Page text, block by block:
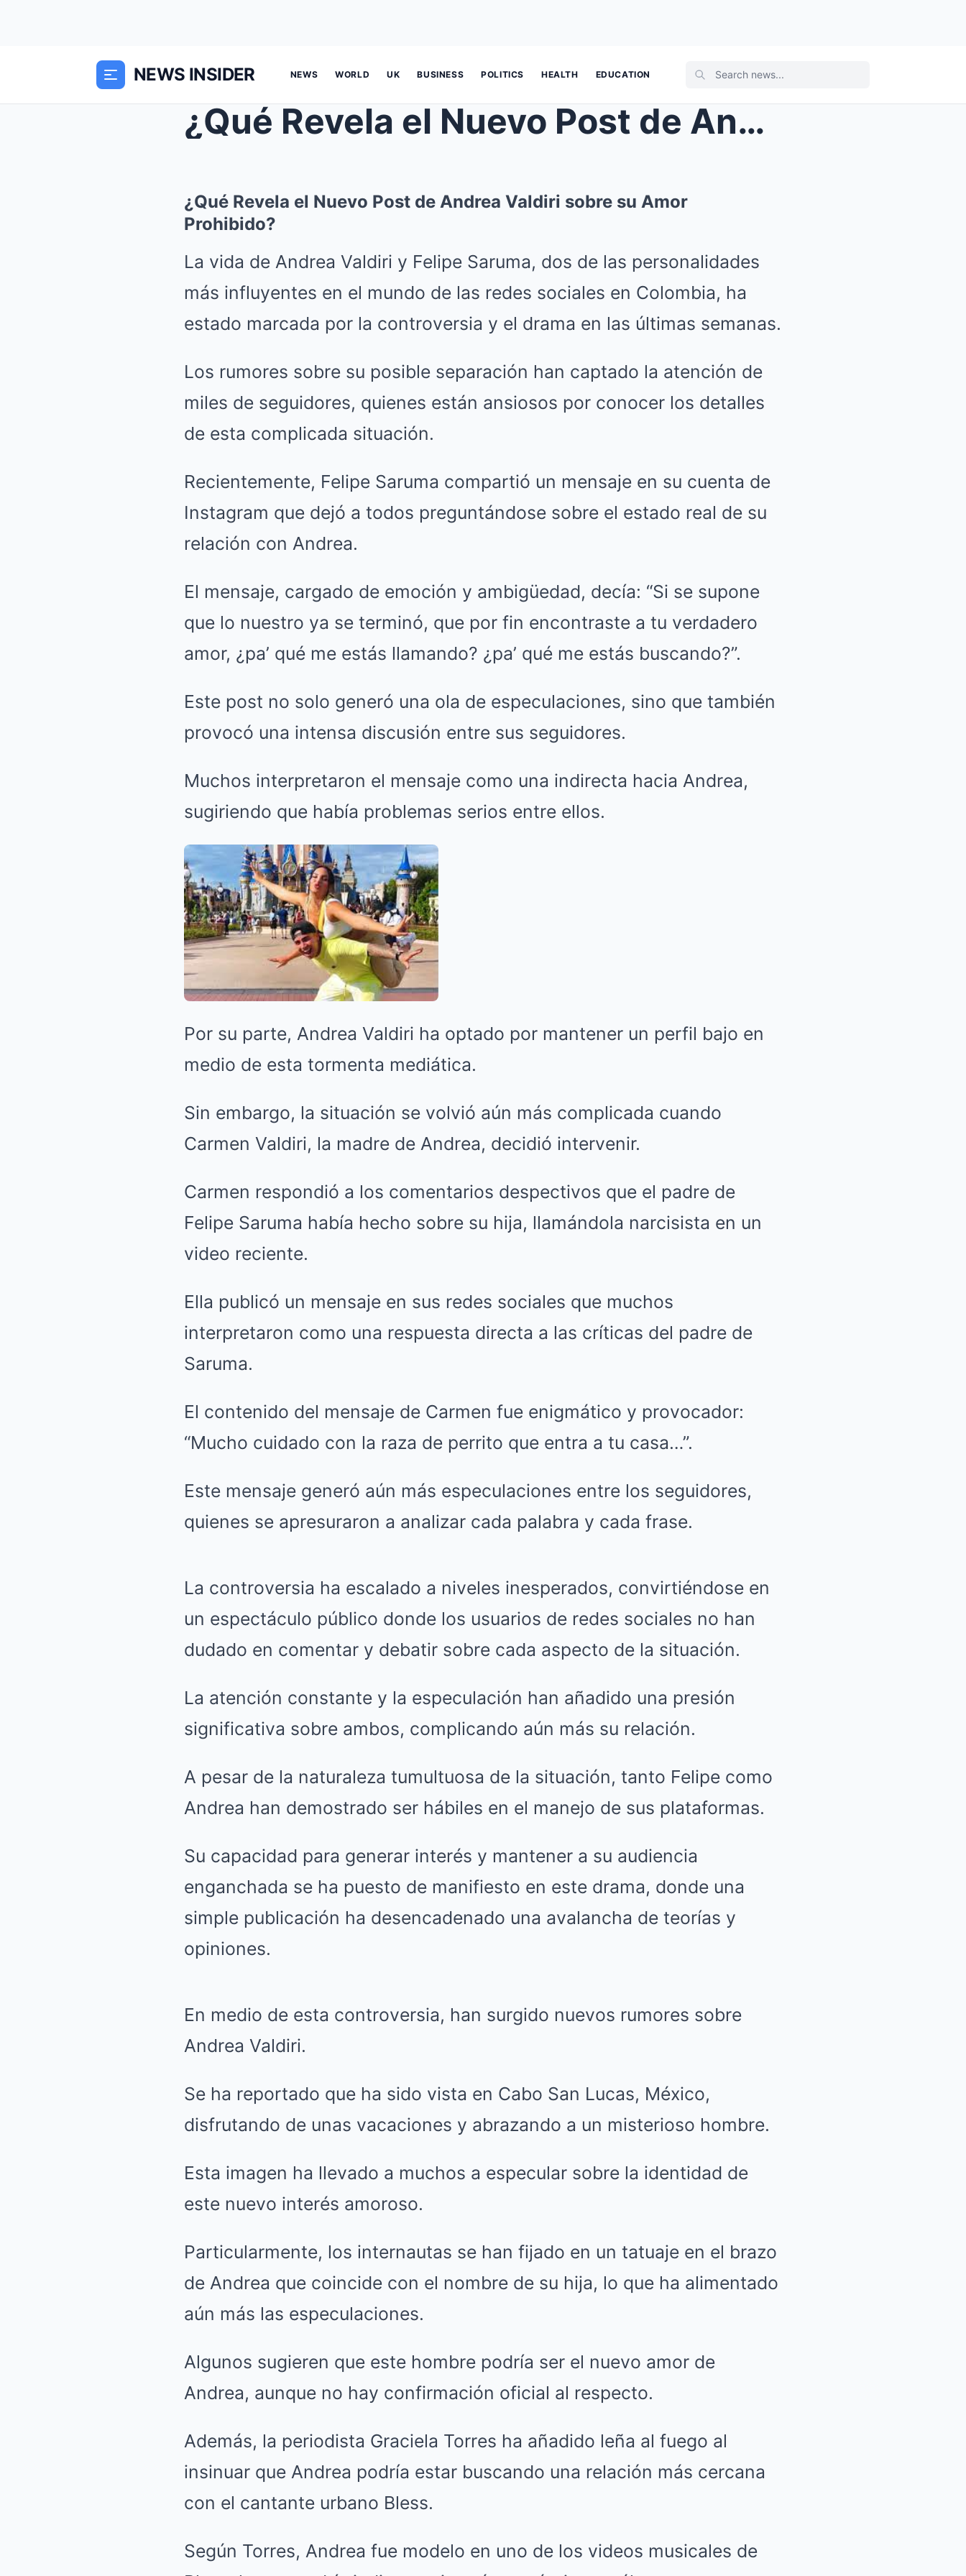
NEWS INSIDER NEWS WORLD UK BUSINESS POLITICS HEALTH EDUCATION
¿Qué Revela el Nuevo Post de Andrea Valdiri sobre ...
¿Qué Revela el Nuevo Post de Andrea Valdiri sobre su Amor
Prohibido?
La vida de Andrea Valdiri y Felipe Saruma, dos de las personalidades
más influyentes en el mundo de las redes sociales en Colombia, ha
estado marcada por la controversia y el drama en las últimas semanas.
Los rumores sobre su posible separación han captado la atención de
miles de seguidores, quienes están ansiosos por conocer los detalles
de esta complicada situación.
Recientemente, Felipe Saruma compartió un mensaje en su cuenta de
Instagram que dejó a todos preguntándose sobre el estado real de su
relación con Andrea.
El mensaje, cargado de emoción y ambigüedad, decía: “Si se supone
que lo nuestro ya se terminó, que por fin encontraste a tu verdadero
amor, ¿pa’ qué me estás llamando? ¿pa’ qué me estás buscando?”.
Este post no solo generó una ola de especulaciones, sino que también
provocó una intensa discusión entre sus seguidores.
Muchos interpretaron el mensaje como una indirecta hacia Andrea,
sugiriendo que había problemas serios entre ellos.
Por su parte, Andrea Valdiri ha optado por mantener un perfil bajo en
medio de esta tormenta mediática.
Sin embargo, la situación se volvió aún más complicada cuando
Carmen Valdiri, la madre de Andrea, decidió intervenir.
Carmen respondió a los comentarios despectivos que el padre de
Felipe Saruma había hecho sobre su hija, llamándola narcisista en un
video reciente.
Ella publicó un mensaje en sus redes sociales que muchos
interpretaron como una respuesta directa a las críticas del padre de
Saruma.
El contenido del mensaje de Carmen fue enigmático y provocador:
“Mucho cuidado con la raza de perrito que entra a tu casa…”.
Este mensaje generó aún más especulaciones entre los seguidores,
quienes se apresuraron a analizar cada palabra y cada frase.
La controversia ha escalado a niveles inesperados, convirtiéndose en
un espectáculo público donde los usuarios de redes sociales no han
dudado en comentar y debatir sobre cada aspecto de la situación.
La atención constante y la especulación han añadido una presión
significativa sobre ambos, complicando aún más su relación.
A pesar de la naturaleza tumultuosa de la situación, tanto Felipe como
Andrea han demostrado ser hábiles en el manejo de sus plataformas.
Su capacidad para generar interés y mantener a su audiencia
enganchada se ha puesto de manifiesto en este drama, donde una
simple publicación ha desencadenado una avalancha de teorías y
opiniones.
En medio de esta controversia, han surgido nuevos rumores sobre
Andrea Valdiri.
Se ha reportado que ha sido vista en Cabo San Lucas, México,
disfrutando de unas vacaciones y abrazando a un misterioso hombre.
Esta imagen ha llevado a muchos a especular sobre la identidad de
este nuevo interés amoroso.
Particularmente, los internautas se han fijado en un tatuaje en el brazo
de Andrea que coincide con el nombre de su hija, lo que ha alimentado
aún más las especulaciones.
Algunos sugieren que este hombre podría ser el nuevo amor de
Andrea, aunque no hay confirmación oficial al respecto.
Además, la periodista Graciela Torres ha añadido leña al fuego al
insinuar que Andrea podría estar buscando una relación más cercana
con el cantante urbano Bless.
Según Torres, Andrea fue modelo en uno de los videos musicales de